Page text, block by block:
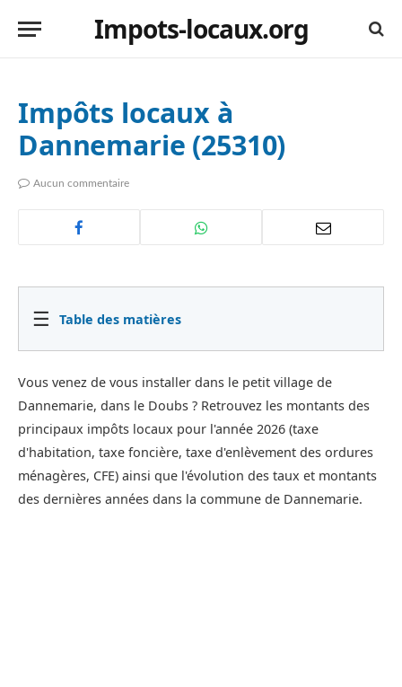
Impots-locaux.org
Impôts locaux à
Dannemarie (25310)
Aucun commentaire
☰ Table des matières
Vous venez de vous installer dans le petit village de
Dannemarie, dans le Doubs ? Retrouvez les montants des
principaux impôts locaux pour l'année 2026 (taxe
d'habitation, taxe foncière, taxe d'enlèvement des ordures
ménagères, CFE) ainsi que l'évolution des taux et montants
des dernières années dans la commune de Dannemarie.